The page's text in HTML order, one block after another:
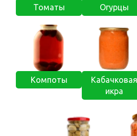
Томаты Огурцы
Компоты
Кабачковая
икра